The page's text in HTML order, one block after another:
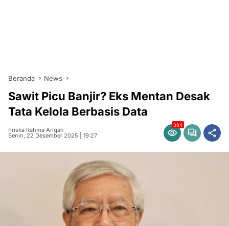
Beranda News
Sawit Picu Banjir? Eks Mentan Desak
Tata Kelola Berbasis Data
Friska Rahma Ariqah
Senin, 22 Desember 2025 | 19:27
384